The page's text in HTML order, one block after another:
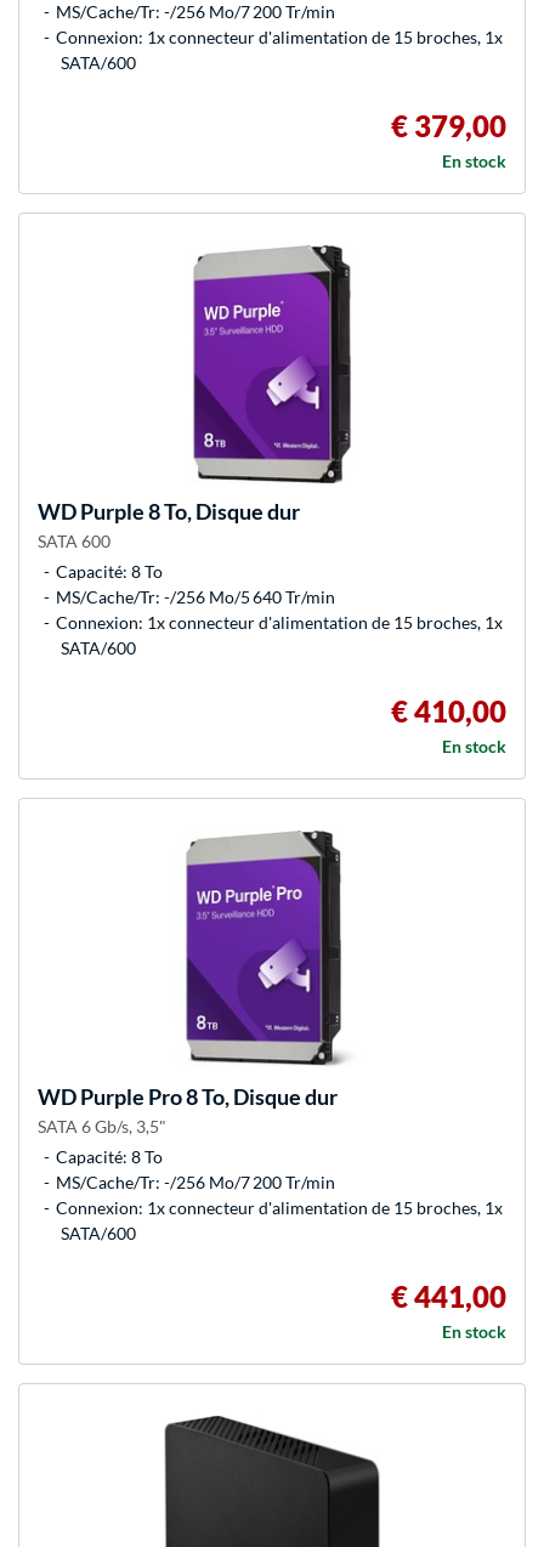
MS/Cache/Tr: -/256 Mo/7 200 Tr/min
Connexion: 1x connecteur d'alimentation de 15 broches, 1x
SATA/600
€ 379,00
En stock
WDPurple 8 To, Disque dur
SATA 600
Capacité: 8 To
MS/Cache/Tr: -/256 Mo/5 640 Tr/min
Connexion: 1x connecteur d'alimentation de 15 broches, 1x
SATA/600
€ 410,00
En stock
WDPurple Pro 8 To, Disque dur
SATA 6 Gb/s, 3,5"
Capacité: 8 To
MS/Cache/Tr: -/256 Mo/7 200 Tr/min
Connexion: 1x connecteur d'alimentation de 15 broches, 1x
SATA/600
€ 441,00
En stock